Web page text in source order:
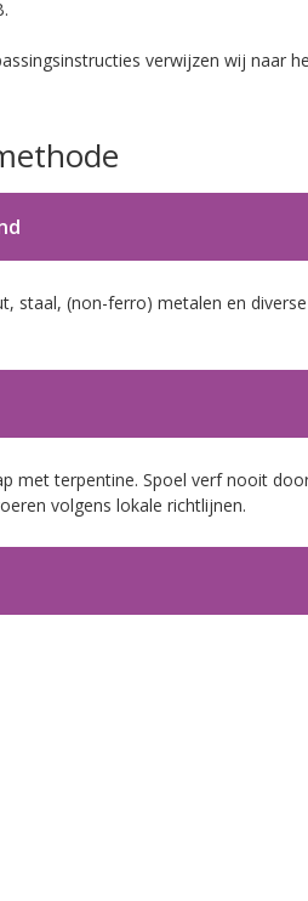
verwijzen wij naar
staal, (non-ferro) metalen en
met terpentine. Spoel verf nooit
volgens lokale richtlijnen.